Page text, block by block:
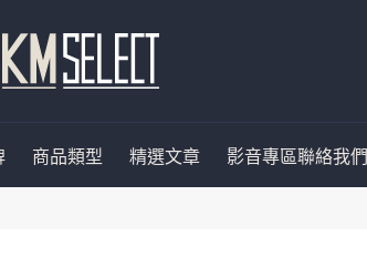
商品類型 精選文章 影音專區聯絡我們